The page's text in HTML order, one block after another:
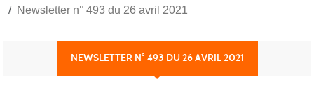
Newsletter n° 493 du 26 avril 2021
NEWSLETTER N° 493 DU 26 AVRIL 2021